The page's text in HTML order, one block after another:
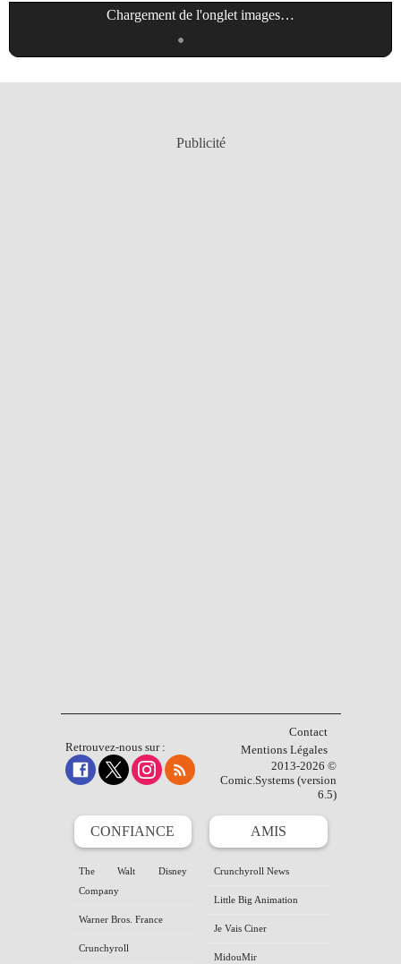
Chargement de l'onglet images…
Publicité
Retrouvez-nous sur :
Contact
Mentions Légales
2013-2026 ©
Comic.Systems (version
6.5)
CONFIANCE
The Walt Disney
Company
Warner Bros. France
Crunchyroll
AMIS
Crunchyroll News
Little Big Animation
Je Vais Ciner
MidouMir